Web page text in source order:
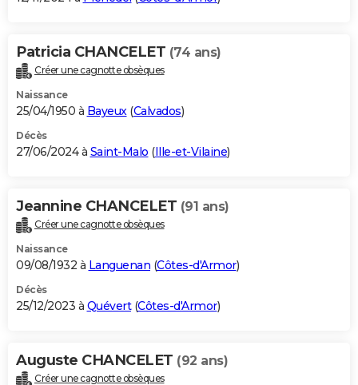
Carte de Noël
Carte Bonne année
Carte Saint-Valentin
Carte Pâques
Carte d'anniversaire
DICTIONNAIRE
Dictionnaire
Biographies
Citations
Expressions
Proverbes
PROGRAMME TV
S'inscrire
Se connecter
Lycées
Collèges
Primaires
Universités
Entreprises
Service militaire
Avis de recherche
AVIS DE DÉCÈS
Bricolage
Lifestyle
Culture
Sport
Auto
Television
Voyage
Cinema
Patricia CHANCELET (74 ans)
Créer une cagnotte obsèques
Naissance
25/04/1950 à Bayeux(Calvados)
Décès
27/06/2024 à Saint-Malo (Ille-et-Vilaine)
Jeannine CHANCELET (91 ans)
Créer une cagnotte obsèques
Naissance
09/08/1932 à Languenan (Côtes-d'Armor)
Décès
25/12/2023 à Quévert(Côtes-d'Armor)
Auguste CHANCELET (92 ans)
Créer une cagnotte obsèques